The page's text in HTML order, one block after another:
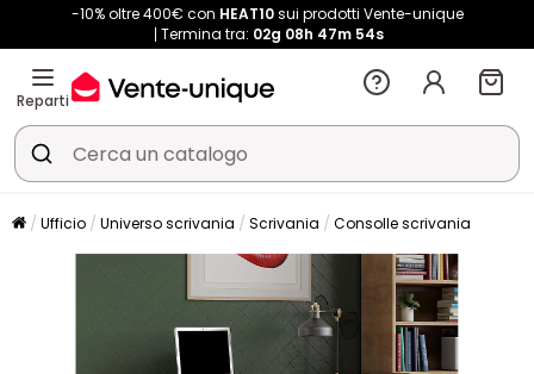
-10% oltre 400€ con HEAT10sui prodotti Vente-unique
Termina tra: 02g 08h 47m 53s
Reparti
Ufficio Universo scrivania Scrivania Consolle scrivania